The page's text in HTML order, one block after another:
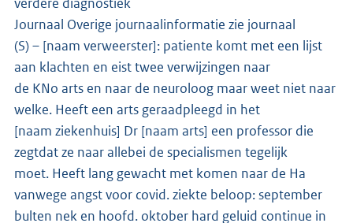
Journaal Overige journaalinformatie zie journaal
(S) – [naam verweerster]: patiente komt met een lijst
aan klachten en eist twee verwijzingen naar
de KNo arts en naar de neuroloog maar weet niet naar
welke. Heeft een arts geraadpleegd in het
[naam ziekenhuis] Dr [naam arts] een professor die
zegtdat ze naar allebei de specialismen tegelijk
moet. Heeft lang gewacht met komen naar de Ha
vanwege angst voor covid. ziekte beloop: september
bulten nek en hoofd. oktober hard geluid continue in